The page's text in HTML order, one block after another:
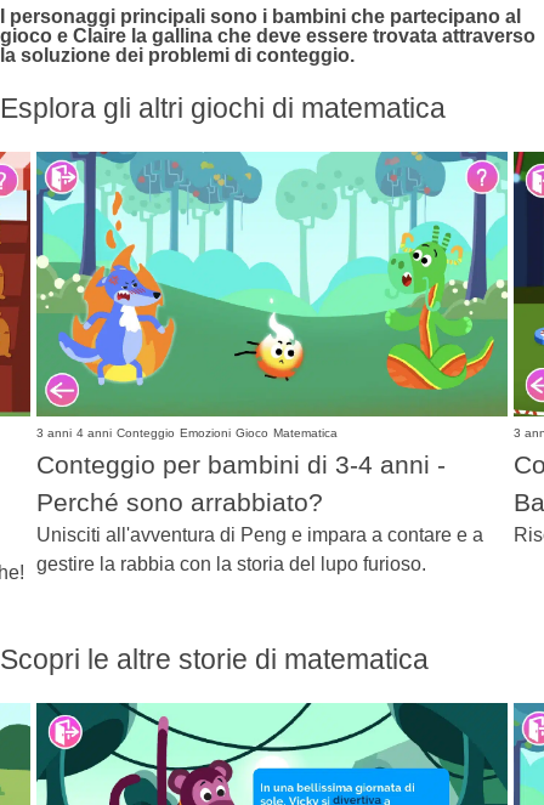
I personaggi principali sono i bambini che partecipano al
gioco e Claire la gallina che deve essere trovata attraverso
la soluzione dei problemi di conteggio.
Esplora gli altri giochi di matematica
3 anni 4 anni Conteggio Emozioni Gioco Matematica
Conteggio per bambini di 3-4 anni -
Perché sono arrabbiato?
Unisciti all'avventura di Peng e impara a contare e a
gestire la rabbia con la storia del lupo furioso.
3
Scopri le altre storie di matematica